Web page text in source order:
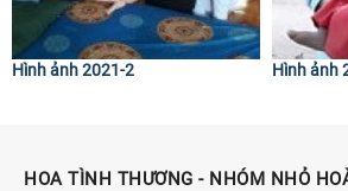
Hình ảnh 2021-2 Hình ảnh
HOA TÌNH THƯƠNG - NHÓM NHỎ